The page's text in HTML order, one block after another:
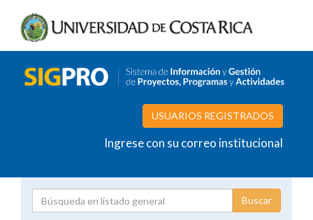
USUARIOS REGISTRADOS
Ingrese con su correo institucional